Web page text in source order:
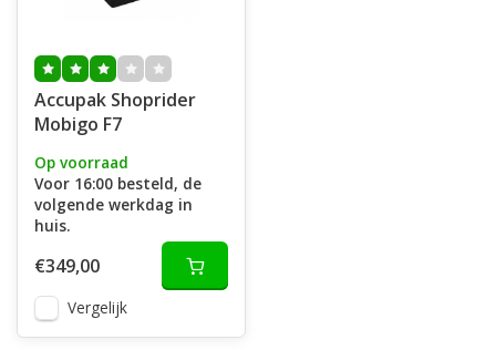
Accupak Shoprider
Mobigo F7
Op voorraad
Voor 16:00 besteld, de
volgende werkdag in
huis.
€349,00
Vergelijk